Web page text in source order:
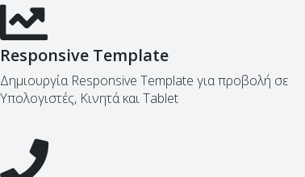
Responsive Template
Δημιουργία Responsive Template για προβολή σε
Υπολογιστές, Κινητά και Tablet